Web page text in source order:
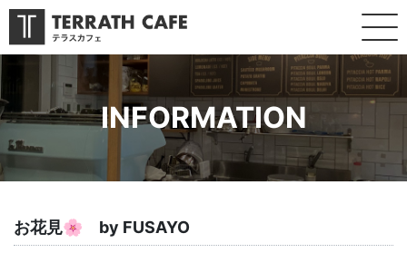
INFORMATION
お花見🌸 by FUSAYO